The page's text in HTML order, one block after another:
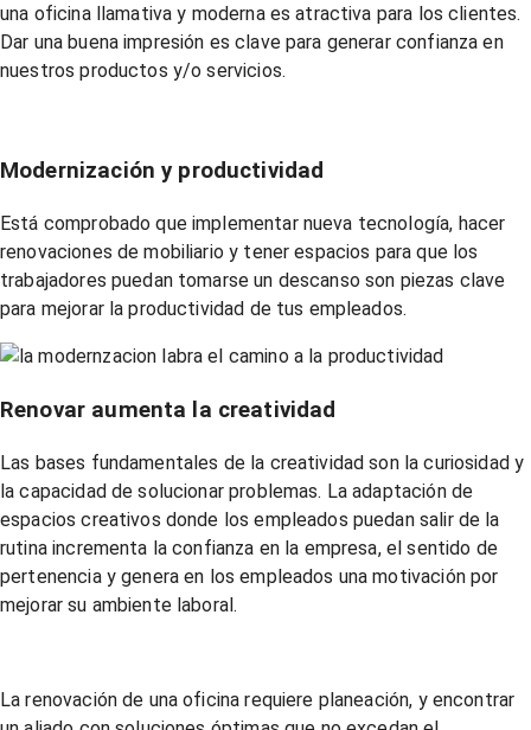
una oficina llamativa y moderna es atractiva para los clientes.
Dar una buena impresión es clave para generar confianza en
nuestros productos y/o servicios.
Modernización y productividad
Está comprobado que implementar nueva tecnología, hacer
renovaciones de mobiliario y tener espacios para que los
trabajadores puedan tomarse un descanso son piezas clave
para mejorar la productividad de tus empleados.
Renovar aumenta la creatividad
Las bases fundamentales de la creatividad son la curiosidad y
la capacidad de solucionar problemas. La adaptación de
espacios creativos donde los empleados puedan salir de la
rutina incrementa la confianza en la empresa, el sentido de
pertenencia y genera en los empleados una motivación por
mejorar su ambiente laboral.
La renovación de una oficina requiere planeación, y encontrar